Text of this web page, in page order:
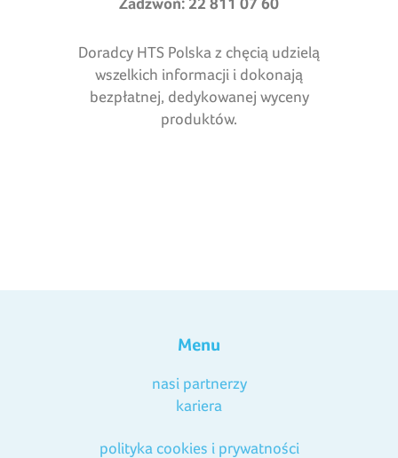
Doradcy HTS Polska z chęcią udzielą
wszelkich informacji i dokonają
bezpłatnej, dedykowanej wyceny
produktów.
Menu
nasi partnerzy
kariera
polityka cookies i prywatności